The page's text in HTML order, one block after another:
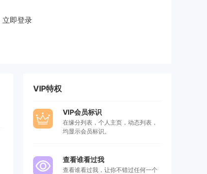
立即登录
VIP特权
VIP会员标识
在缘分列表，个人主页，动态列表，
均显示会员标识。
查看谁看过我
查看谁看过我，让你不错过任何一个